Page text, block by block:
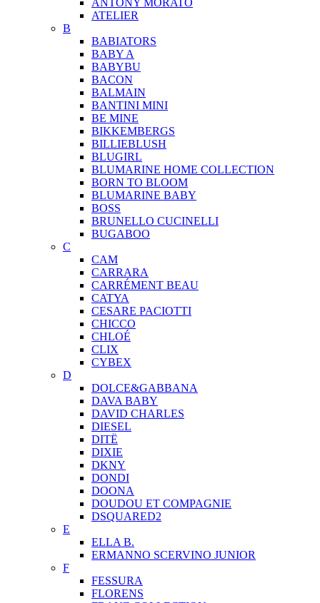
ANTONY MORATO
ATELIER
B
BABIATORS
BABY A
BABYBU
BACON
BALMAIN
BANTINI MINI
BE MINE
BIKKEMBERGS
BILLIEBLUSH
BLUGIRL
BLUMARINE HOME COLLECTION
BORN TO BLOOM
BLUMARINE BABY
BOSS
BRUNELLO CUCINELLI
BUGABOO
C
CAM
CARRARA
CARRÉMENT BEAU
CATYA
CESARE PACIOTTI
CHICCO
CHLOÉ
CLIX
CYBEX
D
DOLCE&GABBANA
DAVA BABY
DAVID CHARLES
DIESEL
DITЁ
DIXIE
DKNY
DONDI
DOONA
DOUDOU ET COMPAGNIE
DSQUARED2
E
ELLA B.
ERMANNO SCERVINO JUNIOR
F
FESSURA
FLORENS